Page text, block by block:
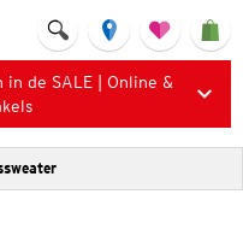
de SALE | Online &